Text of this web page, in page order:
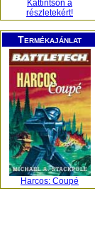
Kattintson a
részletekért!
Termékajánlat
Harcos: Coupé